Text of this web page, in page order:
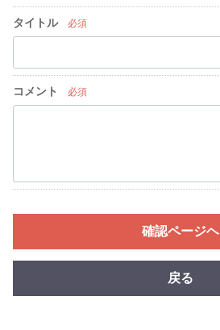
タイトル 必須
コメント 必須
確認ページヘ
戻る